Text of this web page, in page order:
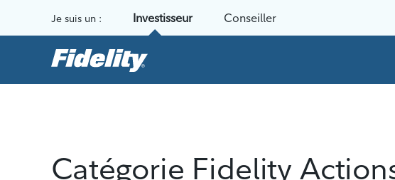
Je suis un : Investisseur Conseiller
Catégorie Fidelity